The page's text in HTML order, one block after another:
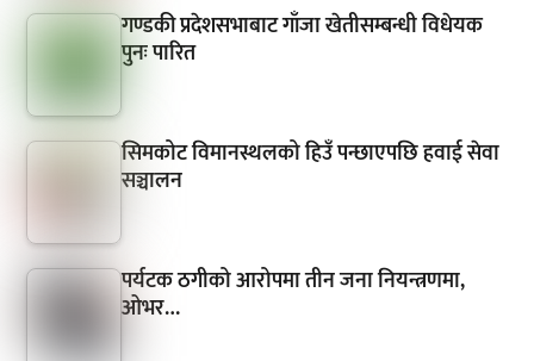
गण्डकी प्रदेशसभाबाट गाँजा खेतीसम्बन्धी विधेयक
पुनः पारित
सिमकोट विमानस्थलको हिउँ पन्छाएपछि हवाई सेवा
सञ्चालन
पर्यटक ठगीको आरोपमा तीन जना नियन्त्रणमा,
ओभर…